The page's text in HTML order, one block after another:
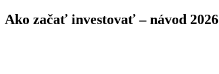
Ako začať investovať – návod 2026